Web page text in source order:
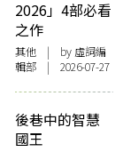
2026」4部必看
之作
其他 | by 虛詞編
輯部 | 2026-07-27
後巷中的智慧
國王